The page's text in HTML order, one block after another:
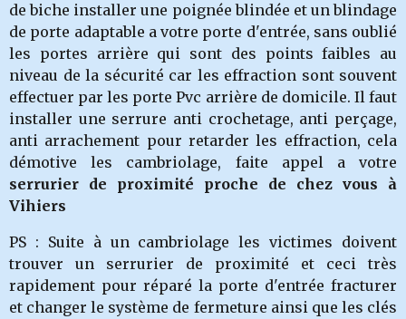
de biche installer une poignée blindée et un blindage
de porte adaptable a votre porte d'entrée, sans oublié
les portes arrière qui sont des points faibles au
niveau de la sécurité car les effraction sont souvent
effectuer par les porte Pvc arrière de domicile. Il faut
installer une serrure anti crochetage, anti perçage,
anti arrachement pour retarder les effraction, cela
démotive les cambriolage, faite appel a votre
serrurier de proximité proche de chez vous à
Vihiers
PS : Suite à un cambriolage les victimes doivent
trouver un serrurier de proximité et ceci très
rapidement pour réparé la porte d'entrée fracturer
et changer le système de fermeture ainsi que les clés